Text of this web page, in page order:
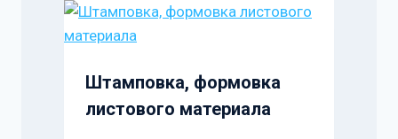
Штамповка, формовка
листового материала